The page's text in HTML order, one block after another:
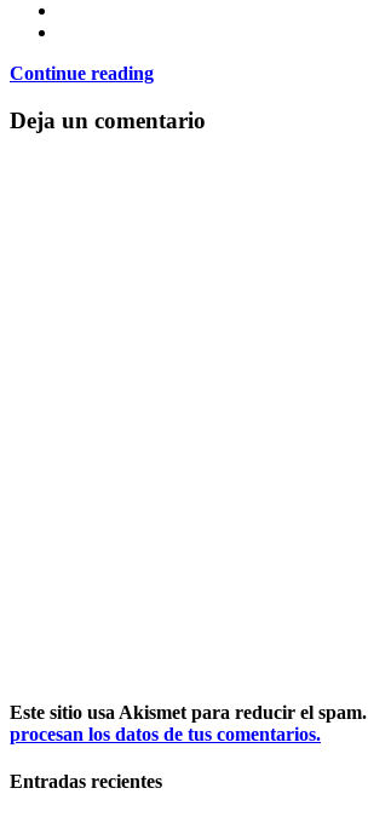
Continue reading
Deja un comentario
Este sitio usa Akismet para reducir el spam.
procesan los datos de tus comentarios.
Entradas recientes